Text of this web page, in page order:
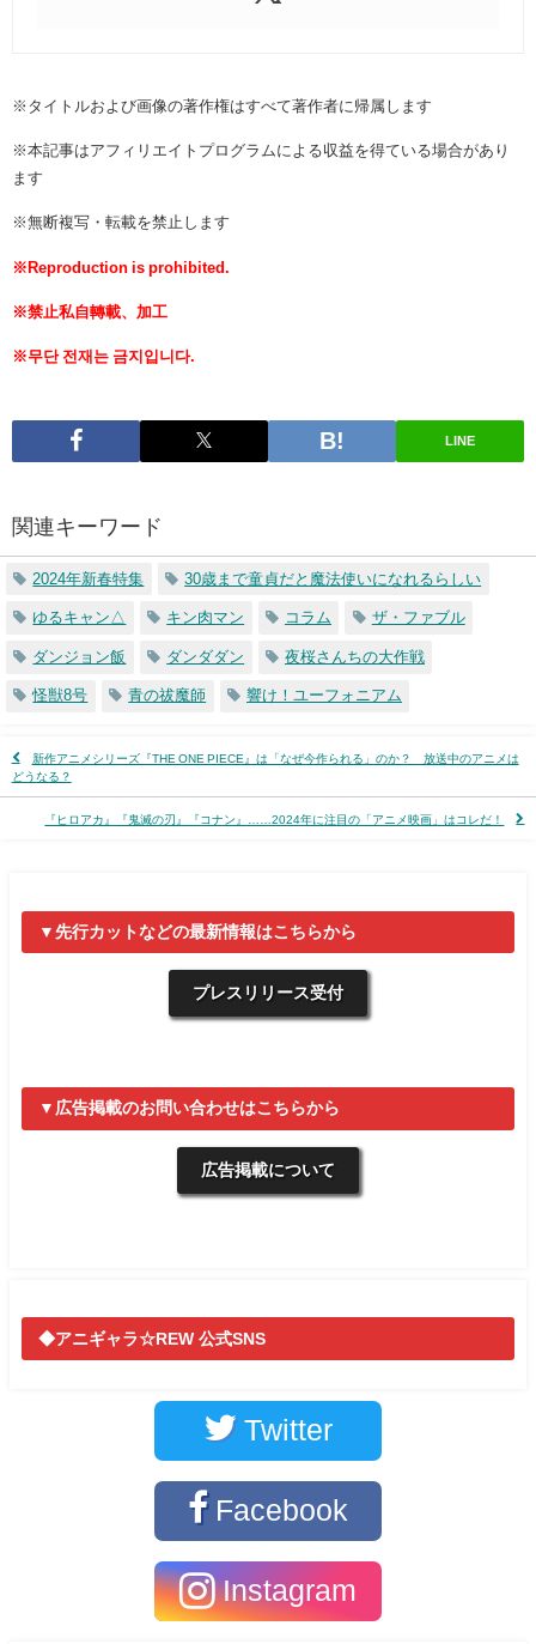
※タイトルおよび画像の著作権はすべて著作者に帰属します
※本記事はアフィリエイトプログラムによる収益を得ている場合があり
ます
※無断複写・転載を禁止します
※Reproduction is prohibited.
※禁止私自轉載、加工
※무단 전재는 금지입니다.
LINE
関連キーワード
2024年新春特集 30歳まで童貞だと魔法使いになれるらしい
ゆるキャン△ キン肉マン コラム ザ・ファブル
ダンジョン飯 ダンダダン 夜桜さんちの大作戦
怪獣8号 青の祓魔師 響け！ユーフォニアム
新作アニメシリーズ『THE ONE PIECE』は「なぜ今作られる」のか？ 放送中のアニメは
どうなる？
『ヒロアカ』『鬼滅の刃』『コナン』……2024年に注目の「アニメ映画」はコレだ！
▼先行カットなどの最新情報はこちらから
プレスリリース受付
▼広告掲載のお問い合わせはこちらから
広告掲載について
◆アニギャラ☆REW 公式SNS
Twitter
Facebook
Instagram